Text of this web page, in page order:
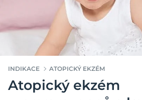
INDIKACE ATOPICKÝ EKZÉM
Atopický ekzém